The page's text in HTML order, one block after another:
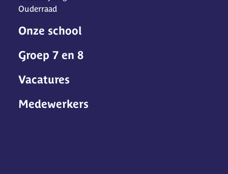
Ouderraad
Onze school
Groep 7 en 8
Vacatures
Medewerkers